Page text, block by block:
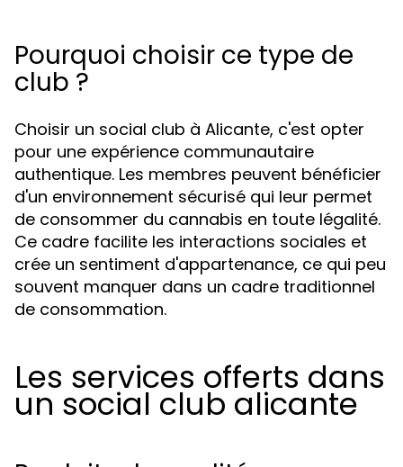
Pourquoi choisir ce type de
club ?
Choisir un social club à Alicante, c'est opter
pour une expérience communautaire
authentique. Les membres peuvent bénéficier
d'un environnement sécurisé qui leur permet
de consommer du cannabis en toute légalité.
Ce cadre facilite les interactions sociales et
crée un sentiment d'appartenance, ce qui peu
souvent manquer dans un cadre traditionnel
de consommation.
Les services offerts dans
un social club alicante